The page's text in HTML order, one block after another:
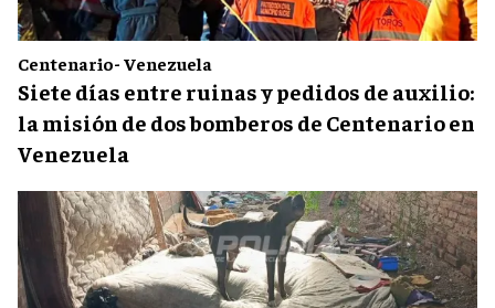
Centenario- Venezuela
Siete días entre ruinas y pedidos de auxilio:
la misión de dos bomberos de Centenario en
Venezuela